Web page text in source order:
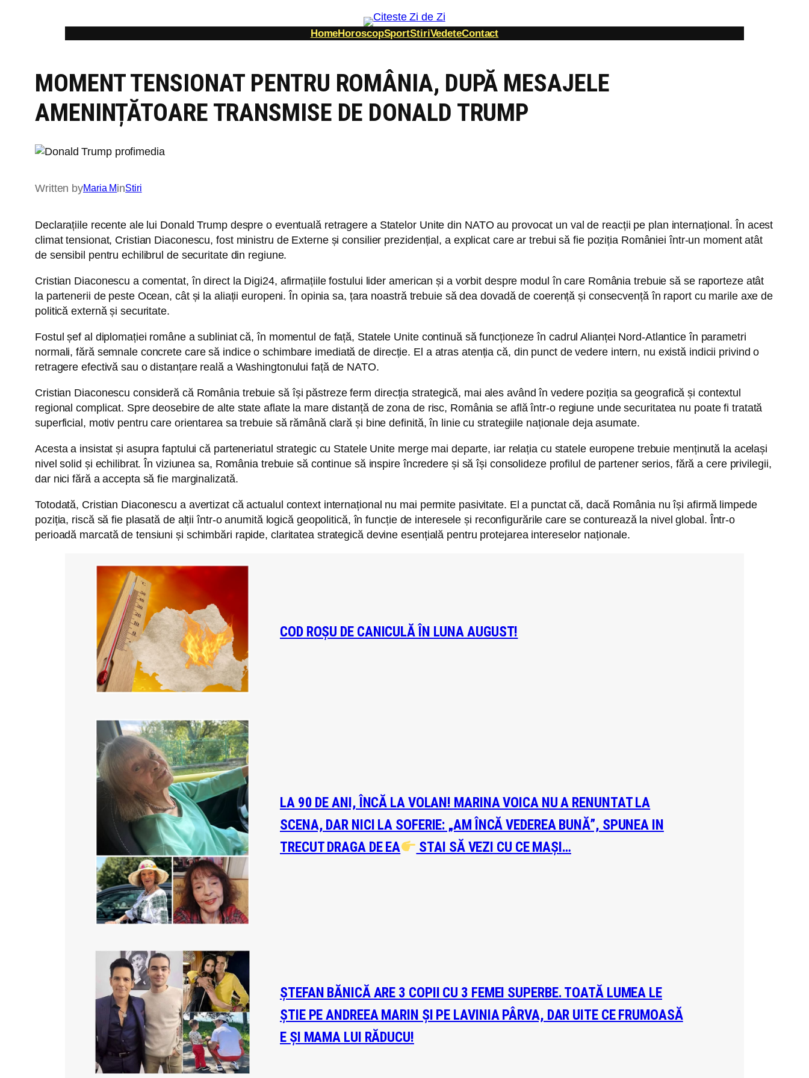
HomeHoroscopSportStiriVedeteContact
MOMENT TENSIONAT PENTRU ROMÂNIA, DUPĂ MESAJELE
AMENINȚĂTOARE TRANSMISE DE DONALD TRUMP
Written byMaria MinStiri
Declarațiile recente ale lui Donald Trump despre o eventuală retragere a Statelor Unite din NATO au provocat un val de reacții pe plan internațional. În acest
climat tensionat, Cristian Diaconescu, fost ministru de Externe și consilier prezidențial, a explicat care ar trebui să fie poziția României într-un moment atât
de sensibil pentru echilibrul de securitate din regiune.
Cristian Diaconescu a comentat, în direct la Digi24, afirmațiile fostului lider american și a vorbit despre modul în care România trebuie să se raporteze atât
la partenerii de peste Ocean, cât și la aliații europeni. În opinia sa, țara noastră trebuie să dea dovadă de coerență și consecvență în raport cu marile axe de
politică externă și securitate.
Fostul șef al diplomației române a subliniat că, în momentul de față, Statele Unite continuă să funcționeze în cadrul Alianței Nord-Atlantice în parametri
normali, fără semnale concrete care să indice o schimbare imediată de direcție. El a atras atenția că, din punct de vedere intern, nu există indicii privind o
retragere efectivă sau o distanțare reală a Washingtonului față de NATO.
Cristian Diaconescu consideră că România trebuie să își păstreze ferm direcția strategică, mai ales având în vedere poziția sa geografică și contextul
regional complicat. Spre deosebire de alte state aflate la mare distanță de zona de risc, România se află într-o regiune unde securitatea nu poate fi tratată
superficial, motiv pentru care orientarea sa trebuie să rămână clară și bine definită, în linie cu strategiile naționale deja asumate.
Acesta a insistat și asupra faptului că parteneriatul strategic cu Statele Unite merge mai departe, iar relația cu statele europene trebuie menținută la același
nivel solid și echilibrat. În viziunea sa, România trebuie să continue să inspire încredere și să își consolideze profilul de partener serios, fără a cere privilegii,
dar nici fără a accepta să fie marginalizată.
Totodată, Cristian Diaconescu a avertizat că actualul context internațional nu mai permite pasivitate. El a punctat că, dacă România nu își afirmă limpede
poziția, riscă să fie plasată de alții într-o anumită logică geopolitică, în funcție de interesele și reconfigurările care se conturează la nivel global. Într-o
perioadă marcată de tensiuni și schimbări rapide, claritatea strategică devine esențială pentru protejarea intereselor naționale.
COD ROȘU DE CANICULĂ ÎN LUNA AUGUST!
LA 90 DE ANI, ÎNCĂ LA VOLAN! MARINA VOICA NU A RENUNTAT LA
SCENA, DAR NICI LA SOFERIE: „AM ÎNCĂ VEDEREA BUNĂ”, SPUNEA IN
TRECUT DRAGA DE EA
STAI SĂ VEZI CU CE MAȘI…
ȘTEFAN BĂNICĂ ARE 3 COPII CU 3 FEMEI SUPERBE. TOATĂ LUMEA LE
ȘTIE PE ANDREEA MARIN ȘI PE LAVINIA PÂRVA, DAR UITE CE FRUMOASĂ
E ȘI MAMA LUI RĂDUCU!